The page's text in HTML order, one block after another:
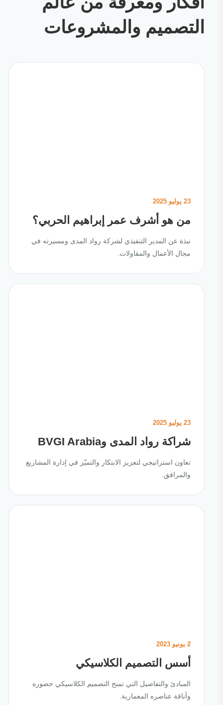
التصميم والمشروعات
23 يوليو 2025
من هو أشرف عمر إبراهيم الحربي؟
نبذة عن المدير التنفيذي لشركة رواد المدى ومسيرته في
مجال الأعمال والمقاولات.
23 يوليو 2025
شراكة رواد المدى وBVGI Arabia
تعاون استراتيجي لتعزيز الابتكار والتميّز في إدارة المشاريع
والمرافق.
أسس التصميم الكلاسيكي
المبادئ والتفاصيل التي تمنح التصميم الكلاسيكي حضوره
وأناقة عناصره المعمارية.